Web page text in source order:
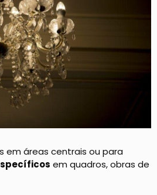
em áreas centrais ou para
em quadros, obras de